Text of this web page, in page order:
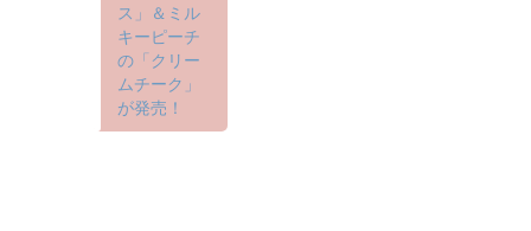
ス」＆ミル
キーピーチ
の「クリー
ムチーク」
が発売！